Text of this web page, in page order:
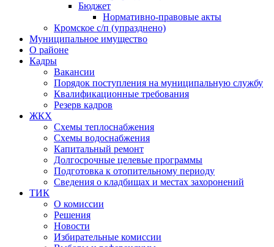
Бюджет
Нормативно-правовые акты
Кромское с/п (упразднено)
Муниципальное имущество
О районе
Кадры
Вакансии
Порядок поступления на муниципальную службу
Квалификационные требования
Резерв кадров
ЖКХ
Схемы теплоснабжения
Схемы водоснабжения
Капитальный ремонт
Долгосрочные целевые программы
Подготовка к отопительному периоду
Сведения о кладбищах и местах захоронений
ТИК
О комиссии
Решения
Новости
Избирательные комиссии